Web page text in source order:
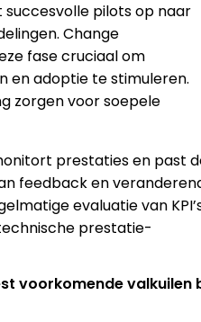
pilots op naar
Change
fase cruciaal om
en adoptie te stimuleren.
zorgen voor soepele
prestaties en past
feedback en
evaluatie van
prestatie-
voorkomende valkuilen